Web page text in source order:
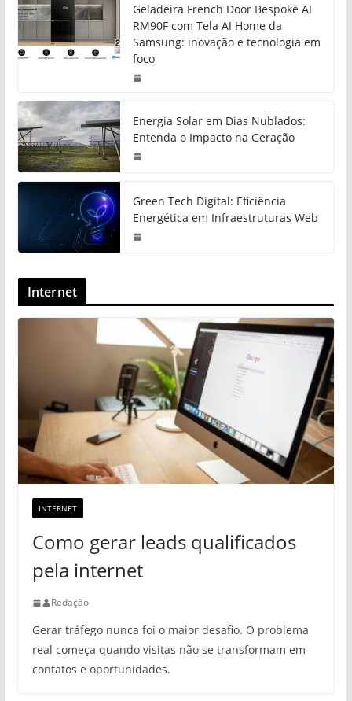
Geladeira French Door Bespoke AI
RM90F com Tela AI Home da
Samsung: inovação e tecnologia em
foco
Energia Solar em Dias Nublados:
Entenda o Impacto na Geração
Green Tech Digital: Eficiência
Energética em Infraestruturas Web
Internet
INTERNET
Como gerar leads qualificados
pela internet
Redação
Gerar tráfego nunca foi o maior desafio. O problema
real começa quando visitas não se transformam em
contatos e oportunidades.